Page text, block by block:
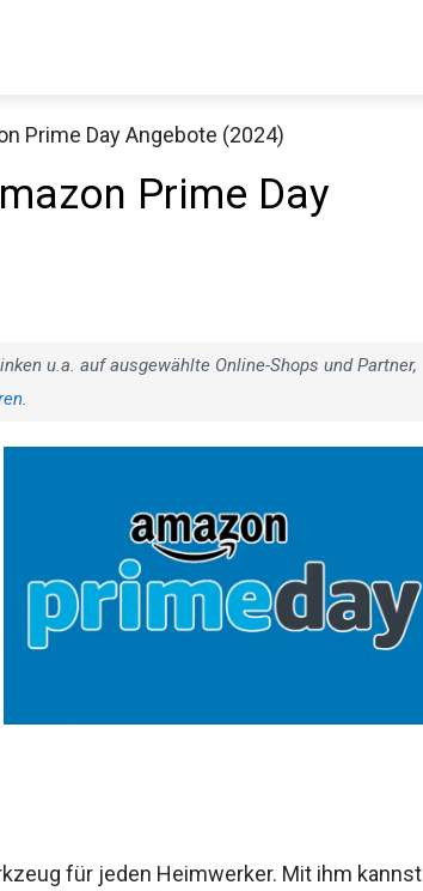
Prime Day Angebote (2024)
Prime Day
u.a. auf ausgewählte Online-Shops und Partner,
.
für jeden Heimwerker. Mit ihm kannst